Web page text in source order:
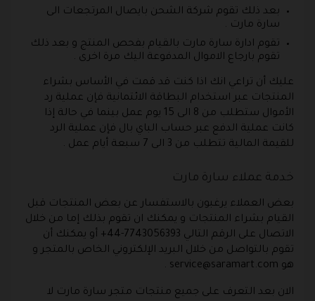
بعد ذلك تقوم شركة الشحن بايصال المرتجعات الى
سارة مارت .
تقوم ادارة سارة مارت بالقيام بفحص المنتج و بعد ذلك
تقوم بارجاع الاموال المدفوعة اليك مرة اخرى .
عليك أن تراعي انك اذا كنت قد قمت في الأساس بشراء
المنتجات عبر استخدام البطاقة الائتمانية فإن عملية رد
الأموال ستطلب من 8 الى 15 يوم عمل بينما في حالة إذا
كانت عملية الدفع عبر حساب الباي بال فإن عملية الرد
للقيمة المالية تتطلب من 3 الى 7 سبعة أيام عمل .
خدمة عملاء سارة مارت
بعض العملاء يرغبون بالاستفسار عن بعض المنتجات قبل
القيام بشراء المنتجات و يمكنك ان تقوم بذلك إما من خلال
الاتصال على الرقم التالي 7743056393-44+ أو يمكنك أن
تقوم بالتواصل من خلال البريد الإلكتروني الخاص بالمتجر و
هو service@saramart.com
.
الان بعد التعرف على جميع منتجات متجر سارة مارت لا